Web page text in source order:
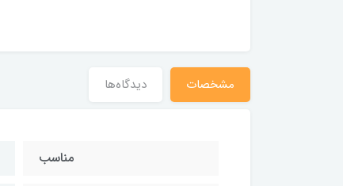
مشخصات دیدگاه‌ها
مناسب